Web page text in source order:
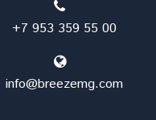
+7 953 359 55 00
info@breezemg.com